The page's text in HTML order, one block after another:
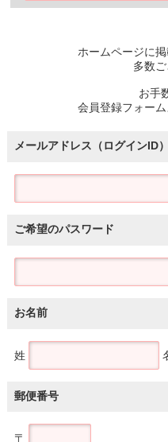
ホームページに
多数ご
お手
会員登録フォーム
メールアドレス（ログインID）
ご希望のパスワード
お名前
姓
郵便番号
〒